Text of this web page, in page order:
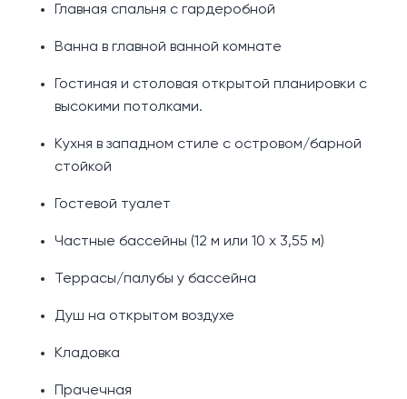
Главная спальня с гардеробной
Ванна в главной ванной комнате
Гостиная и столовая открытой планировки с
высокими потолками.
Кухня в западном стиле с островом/барной
стойкой
Гостевой туалет
Частные бассейны (12 м или 10 х 3,55 м)
Террасы/палубы у бассейна
Душ на открытом воздухе
Кладовка
Прачечная